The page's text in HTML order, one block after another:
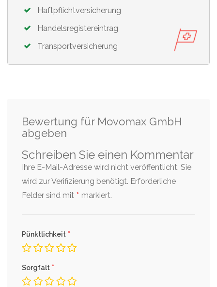
Haftpflichtversicherung
Handelsregistereintrag
Transportversicherung
Bewertung für Movomax GmbH
abgeben
Schreiben Sie einen Kommentar
Ihre E-Mail-Adresse wird nicht veröffentlicht. Sie
wird zur Verifizierung benötigt. Erforderliche
Felder sind mit * markiert.
Pünktlichkeit *
Sorgfalt *